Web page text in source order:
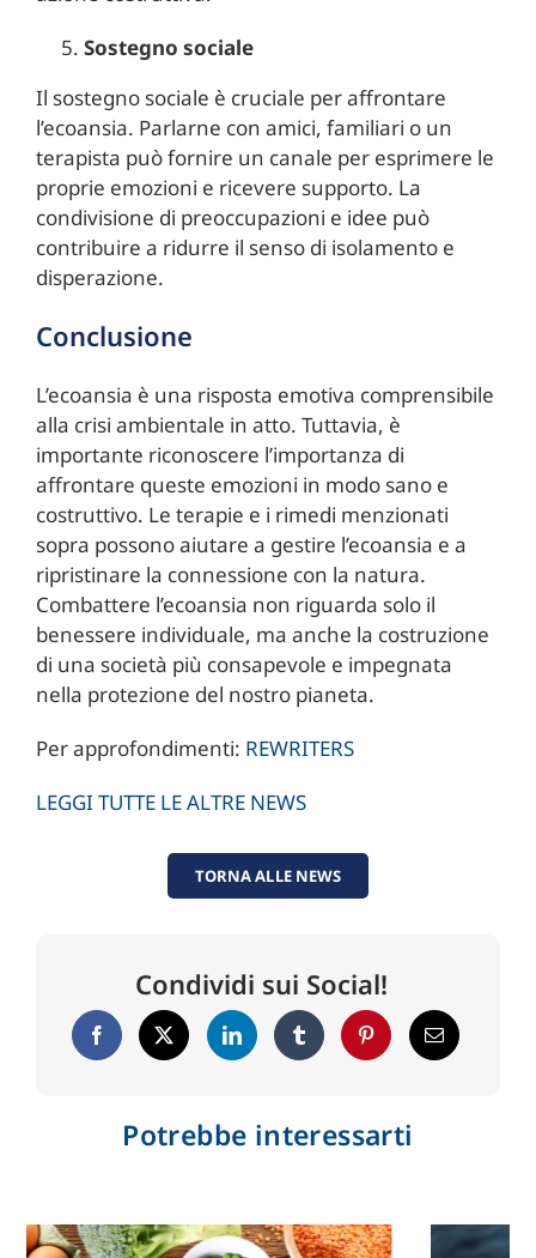
Sostegno sociale
Il sostegno sociale è cruciale per affrontare
l’ecoansia. Parlarne con amici, familiari o un
terapista può fornire un canale per esprimere le
proprie emozioni e ricevere supporto. La
condivisione di preoccupazioni e idee può
contribuire a ridurre il senso di isolamento e
disperazione.
Conclusione
L’ecoansia è una risposta emotiva comprensibile
alla crisi ambientale in atto. Tuttavia, è
importante riconoscere l’importanza di
affrontare queste emozioni in modo sano e
costruttivo. Le terapie e i rimedi menzionati
sopra possono aiutare a gestire l’ecoansia e a
ripristinare la connessione con la natura.
Combattere l’ecoansia non riguarda solo il
benessere individuale, ma anche la costruzione
di una società più consapevole e impegnata
nella protezione del nostro pianeta.
Per approfondimenti: REWRITERS
LEGGI TUTTE LE ALTRE NEWS
TORNA ALLE NEWS
Condividi sui Social!
Potrebbe interessarti